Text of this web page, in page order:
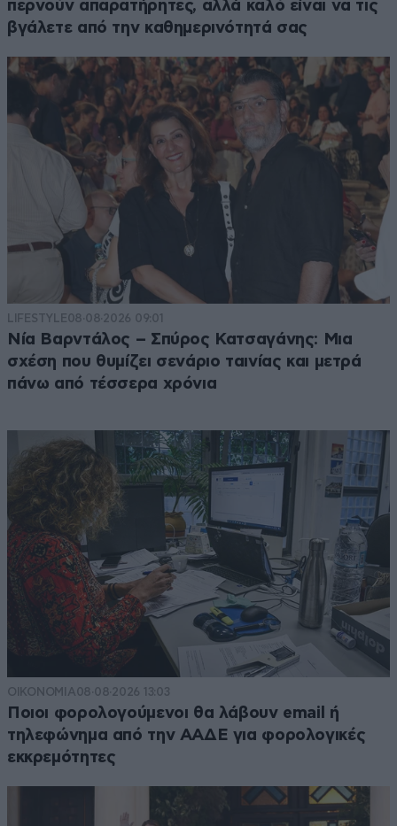
περνούν απαρατήρητες, αλλά καλό είναι να τις
βγάλετε από την καθημερινότητά σας
LIFESTYLE08·08·2026 09:01
Νία Βαρντάλος – Σπύρος Κατσαγάνης: Μια
σχέση που θυμίζει σενάριο ταινίας και μετρά
πάνω από τέσσερα χρόνια
ΟΙΚΟΝΟΜΙΑ08·08·2026 13:03
Ποιοι φορολογούμενοι θα λάβουν email ή
τηλεφώνημα από την ΑΑΔΕ για φορολογικές
εκκρεμότητες